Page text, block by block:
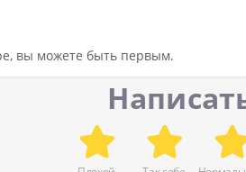
вы можете быть первым.